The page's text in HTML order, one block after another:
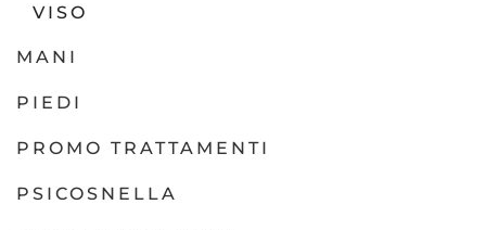
VISO
MANI
PIEDI
PROMO TRATTAMENTI
PSICOSNELLA